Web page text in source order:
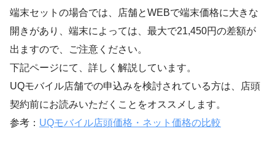
端末セットの場合では、店舗とWEBで端末価格に大きな
開きがあり、端末によっては、最大で21,450円の差額が
出ますので、ご注意ください。
下記ページにて、詳しく解説しています。
UQモバイル店舗での申込みを検討されている方は、店頭
契約前にお読みいただくことをオススメします。
参考： UQモバイル店頭価格・ネット価格の比較